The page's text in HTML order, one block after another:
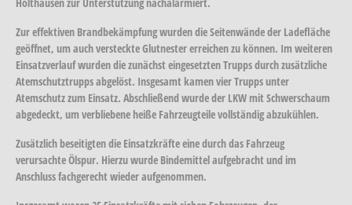
Zur effektiven Brandbekämpfung wurden die Seitenwände der Ladefläche
geöffnet, um auch versteckte Glutnester erreichen zu können. Im weiteren
Einsatzverlauf wurden die zunächst eingesetzten Trupps durch zusätzliche
Atemschutztrupps abgelöst. Insgesamt kamen vier Trupps unter
Atemschutz zum Einsatz. Abschließend wurde der LKW mit Schwerschaum
abgedeckt, um verbliebene heiße Fahrzeugteile vollständig abzukühlen.
Zusätzlich beseitigten die Einsatzkräfte eine durch das Fahrzeug
verursachte Ölspur. Hierzu wurde Bindemittel aufgebracht und im
Anschluss fachgerecht wieder aufgenommen.